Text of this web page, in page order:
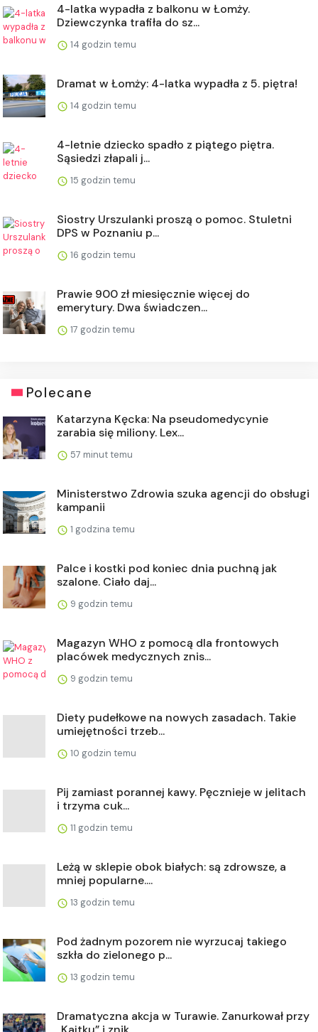
4-latka wypadła z balkonu w Łomży.
Dziewczynka trafiła do sz...
14 godzin temu
Dramat w Łomży: 4-latka wypadła z 5. piętra!
14 godzin temu
4-letnie dziecko spadło z piątego piętra.
Sąsiedzi złapali j...
15 godzin temu
Siostry Urszulanki proszą o pomoc. Stuletni
DPS w Poznaniu p...
16 godzin temu
Prawie 900 zł miesięcznie więcej do
emerytury. Dwa świadczen...
17 godzin temu
Polecane
Katarzyna Kęcka: Na pseudomedycynie
zarabia się miliony. Lex...
57 minut temu
Ministerstwo Zdrowia szuka agencji do obsługi
kampanii
1 godzina temu
Palce i kostki pod koniec dnia puchną jak
szalone. Ciało daj...
9 godzin temu
Magazyn WHO z pomocą dla frontowych
placówek medycznych znis...
9 godzin temu
Diety pudełkowe na nowych zasadach. Takie
umiejętności trzeb...
10 godzin temu
Pij zamiast porannej kawy. Pęcznieje w jelitach
i trzyma cuk...
11 godzin temu
Leżą w sklepie obok białych: są zdrowsze, a
mniej popularne....
13 godzin temu
Pod żadnym pozorem nie wyrzucaj takiego
szkła do zielonego p...
13 godzin temu
Dramatyczna akcja w Turawie. Zanurkował przy